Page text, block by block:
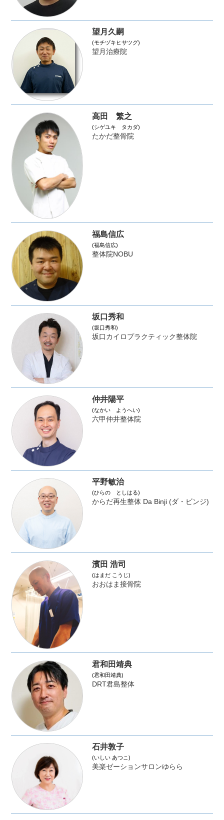
望月久嗣
(モチヅキヒサツグ)
望月治療院
高田 繁之
(シゲユキ タカダ)
たかだ整骨院
福島信広
(福島信広)
整体院NOBU
坂口秀和
(坂口秀和)
坂口カイロプラクティック整体院
仲井陽平
(なかい ようへい)
六甲仲井整体院
平野敏治
(ひらの としはる)
からだ再生整体 Da Binji (ダ・ビンジ)
濱田 浩司
(はまだ こうじ)
おおはま接骨院
君和田靖典
(君和田靖典)
DRT君島整体
石井敦子
(いしい あつこ)
美楽ゼーションサロンゆらら